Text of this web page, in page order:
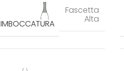
IMBOCCATURA
Fascetta
Alta